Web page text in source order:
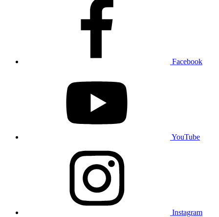
Facebook
YouTube
Instagram